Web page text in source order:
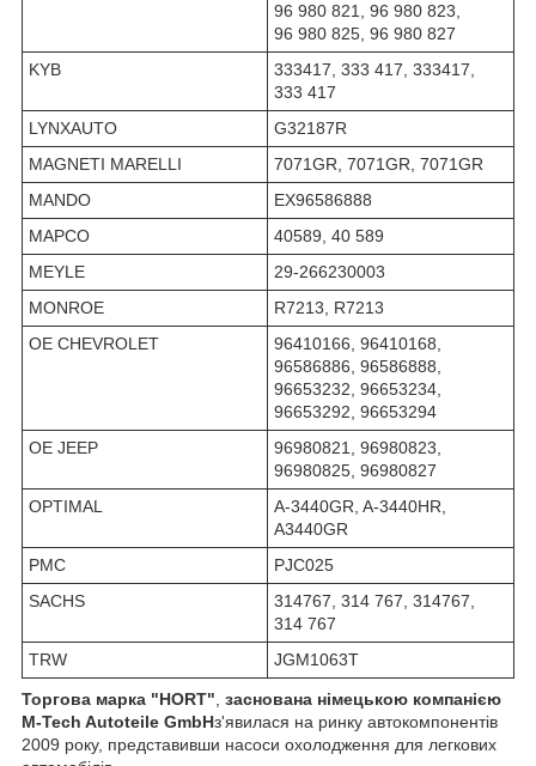
96 980 821, 96 980 823,
96 980 825, 96 980 827
KYB
333417, 333 417, 333417,
333 417
LYNXAUTO
G32187R
MAGNETI MARELLI
7071GR, 7071GR, 7071GR
MANDO
EX96586888
MAPCO
40589, 40 589
MEYLE
29-266230003
MONROE
R7213, R7213
OE CHEVROLET
96410166, 96410168,
96586886, 96586888,
96653232, 96653234,
96653292, 96653294
OE JEEP
96980821, 96980823,
96980825, 96980827
OPTIMAL
A-3440GR, A-3440HR,
A3440GR
PMC
PJC025
SACHS
314767, 314 767, 314767,
314 767
TRW
JGM1063T
Торгова марка "HORT", заснована німецькою компанією
M-Tech Autoteile GmbHз'явилася на ринку автокомпонентів
2009 року, представивши насоси охолодження для легкових